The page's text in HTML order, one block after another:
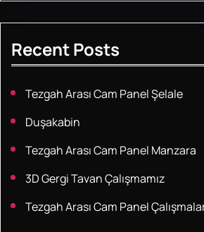
Recent Posts
Tezgah Arası Cam Panel Şelale
Duşakabin
Tezgah Arası Cam Panel Manzara
3D Gergi Tavan Çalışmamız
Tezgah Arası Cam Panel